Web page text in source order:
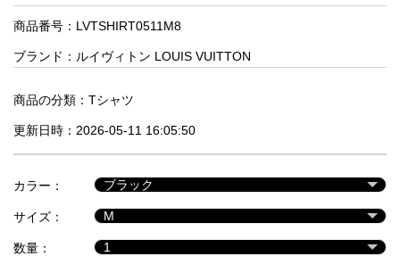
人
気
商
セ
ル
品
商品番号：LVTSHIRT0511M8
ブランド： ルイヴィトン LOUIS VUITTON
商品の分類： Tシャツ
更新日時：2026-05-11 16:05:50
カラー：
サイズ：
数量：